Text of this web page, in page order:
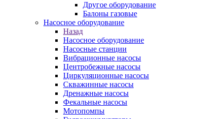
Другое оборудование
Балоны газовые
Насосное оборудование
Назад
Насосное оборудование
Насосные станции
Вибрационные насосы
Центробежные насосы
Циркуляционные насосы
Скважинные насосы
Дренажные насосы
Фекальные насосы
Мотопомпы